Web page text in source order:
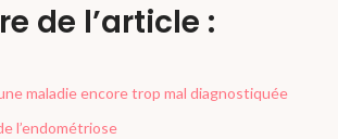
de l’article :
maladie encore trop mal diagnostiquée
l’endométriose